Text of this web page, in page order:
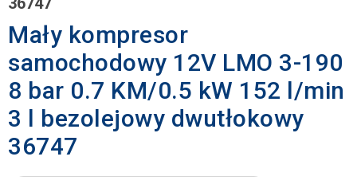
Mały kompresor
samochodowy 12V LMO 3-190
8 bar 0.7 KM/0.5 kW 152 l/min
3 l bezolejowy dwutłokowy
36747